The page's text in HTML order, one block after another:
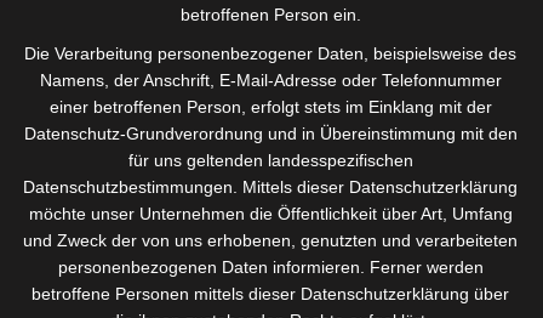
Wie Sie Ihre besten Mitarbeiter behalten
Wem das Thema Personalentwicklung nur einfällt, wenn
es im Unternehmen klemmt, muss sich nicht wundern,
dass die besten Mitarbeiter das Unternehmen gerade in
Zeiten des Fachkräftemangels verlassen. Führen Sie
daher motivierend und mit klaren Zielen. Geben Sie
regelmäßig Feedback. Nutzen Sie die Innovationskraft
Ihrer Belegschaft. Übergeben Sie Verantwortung auch an
Mitarbeiter außerhalb des Führungskreises. Wir…
betroffenen Person ein.
Die Verarbeitung personenbezogener Daten, beispielsweise des
Namens, der Anschrift, E-Mail-Adresse oder Telefonnummer
einer betroffenen Person, erfolgt stets im Einklang mit der
Datenschutz-Grundverordnung und in Übereinstimmung mit den
für uns geltenden landesspezifischen
Datenschutzbestimmungen. Mittels dieser Datenschutzerklärung
möchte unser Unternehmen die Öffentlichkeit über Art, Umfang
und Zweck der von uns erhobenen, genutzten und verarbeiteten
personenbezogenen Daten informieren. Ferner werden
betroffene Personen mittels dieser Datenschutzerklärung über